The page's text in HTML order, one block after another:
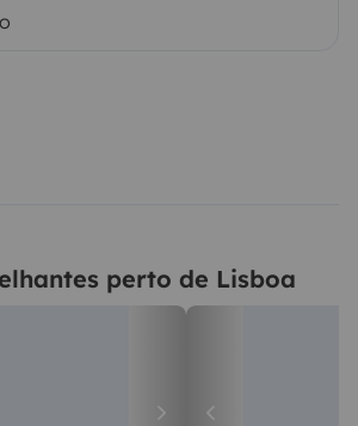
perto de Lisboa